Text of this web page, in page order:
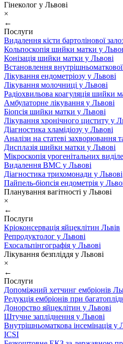
Гінеколог у Львові
×
←
Послуги
Видалення кісти бартолінової
Кольпоскопія шийки матки у
Конізація шийки матки у Львові
Встановлення внутрішньоматкової
Лікування ендометріозу у Львові
Лікування молочниці у Львові
Радіохвильова коагуляція шийки
Амбулаторне лікування у Львові
Біопсія шийки матки у Львові
Лікування хронічного циститу у
Діагностика хламідіозу у Львові
Аналізи на статеві захворювання
Дисплазія шийки матки у Львові
Мікроскопія урогенітальних
Видалення ВМС у Львові
Діагностика трихомонади у Львові
Пайпель-біопсія ендометрія у
Планування вагітності у Львові
×
←
Послуги
Кріоконсервація яйцеклітин Львів
Репродуктолог у Львові
Ехосальпінгографія у Львові
Лікування безпліддя у Львові
×
←
Послуги
Допоміжний хетчинг ембріонів
Редукція ембріонів при
Донорство яйцеклітин у Львові
Штучне запліднення у Львові
Внутрішньоматкова інсемінація у
ICSI